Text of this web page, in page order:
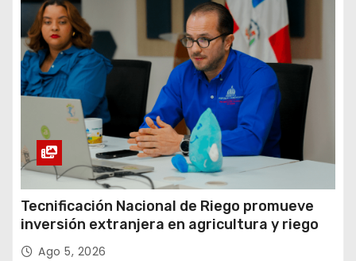
Tecnificación Nacional de Riego promueve
inversión extranjera en agricultura y riego
Ago 5, 2026